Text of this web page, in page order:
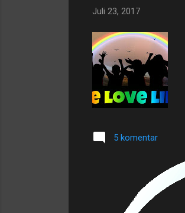
Juli 23, 2017
5 komentar